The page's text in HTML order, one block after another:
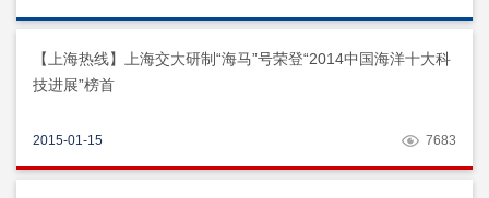
【上海热线】上海交大研制“海马”号荣登“2014中国海洋十大科
技进展”榜首
2015-01-15 7683